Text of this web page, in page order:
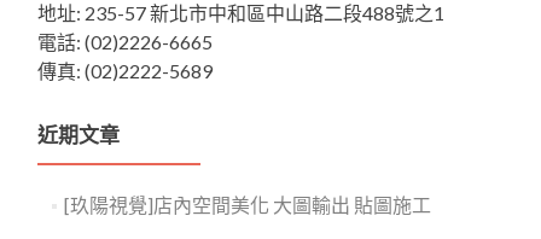
地址: 235-57 新北市中和區中山路二段488號之1
電話: (02)2226-6665
傳真: (02)2222-5689
近期文章
[玖陽視覺]店內空間美化 大圖輸出 貼圖施工